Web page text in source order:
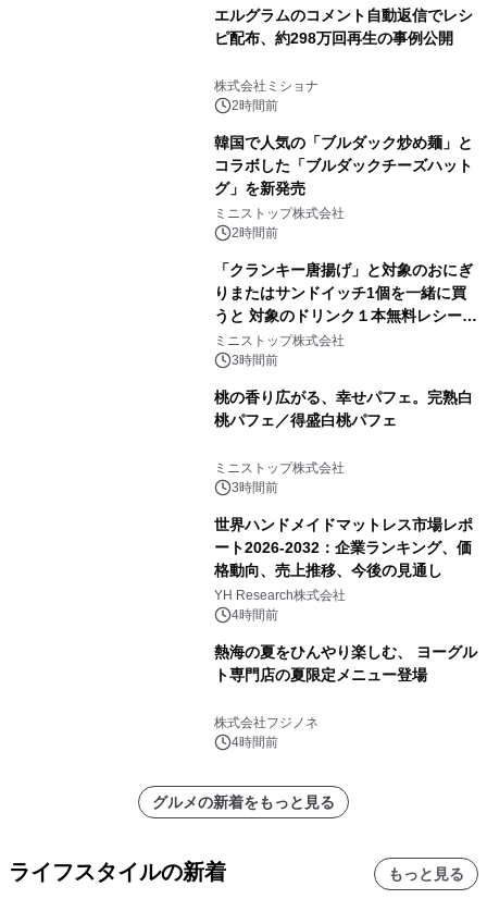
エルグラムのコメント自動返信でレシ
ピ配布、約298万回再生の事例公開
株式会社ミショナ
2時間前
韓国で人気の「ブルダック炒め麺」と
コラボした「ブルダックチーズハット
グ」を新発売
ミニストップ株式会社
2時間前
「クランキー唐揚げ」と対象のおにぎ
りまたはサンドイッチ1個を一緒に買
うと 対象のドリンク１本無料レシート
クーポンもらえる！※1
ミニストップ株式会社
3時間前
桃の香り広がる、幸せパフェ。完熟白
桃パフェ／得盛白桃パフェ
ミニストップ株式会社
3時間前
世界ハンドメイドマットレス市場レポ
ート2026-2032：企業ランキング、価
格動向、売上推移、今後の見通し
YH Research株式会社
4時間前
熱海の夏をひんやり楽しむ、 ヨーグル
ト専門店の夏限定メニュー登場
株式会社フジノネ
4時間前
グルメの新着をもっと見る
ライフスタイルの新着 もっと見る